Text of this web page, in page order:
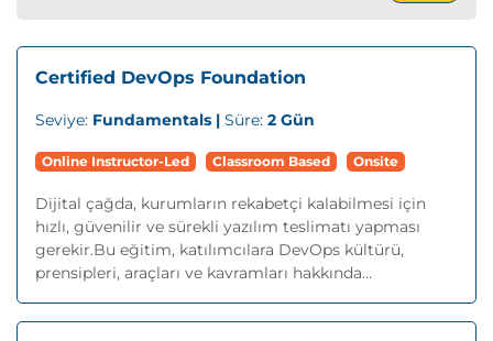
Certified DevOps Foundation
Seviye: Fundamentals | Süre: 2 Gün
Online Instructor-Led Classroom Based Onsite
Dijital çağda, kurumların rekabetçi kalabilmesi için
hızlı, güvenilir ve sürekli yazılım teslimatı yapması
gerekir.Bu eğitim, katılımcılara DevOps kültürü,
prensipleri, araçları ve kavramları hakkında...